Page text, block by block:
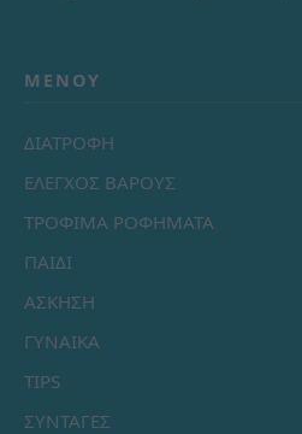
ΜΕΝΟΎ
ΔΙΑΤΡΟΦΗ
ΕΛΕΓΧΟΣ ΒΑΡΟΥΣ
ΤΡΟΦΙΜΑ ΡΟΦΗΜΑΤΑ
ΠΑΙΔΙ
ΑΣΚΗΣΗ
ΓΥΝΑΙΚΑ
TIPS
ΣΥΝΤΑΓΕΣ